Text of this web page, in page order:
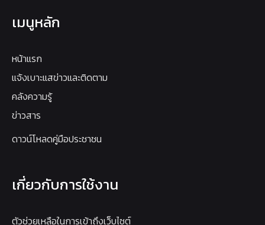
เมนูหลัก
หน้าแรก
แจ้งเบาะแสข่าวและติดตาม
คลังความรู้
ข่าวสาร
ดาวน์โหลดคู่มือประชาชน
เกี่ยวกับการใช้งาน
ตัวช่วยเหลือในการเข้าถึงเว็บไซต์